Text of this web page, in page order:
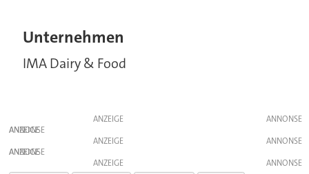
Unternehmen
IMA Dairy & Food
ANZEIGE
ANZEIGE
ANZEIGE
ANZEIGE
ANZEIGE